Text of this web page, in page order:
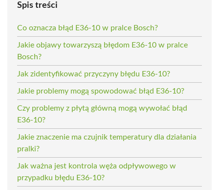
Spis treści
Co oznacza błąd E36-10 w pralce Bosch?
Jakie objawy towarzyszą błędom E36-10 w pralce
Bosch?
Jak zidentyfikować przyczyny błędu E36-10?
Jakie problemy mogą spowodować błąd E36-10?
Czy problemy z płytą główną mogą wywołać błąd
E36-10?
Jakie znaczenie ma czujnik temperatury dla działania
pralki?
Jak ważna jest kontrola węża odpływowego w
przypadku błędu E36-10?